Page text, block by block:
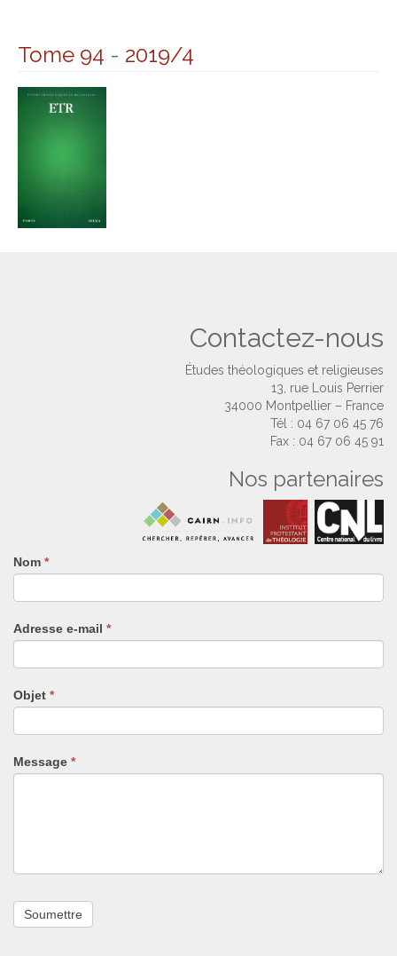
Tome 94 - 2019/4
Contactez-nous
Études théologiques et religieuses
13, rue Louis Perrier
34000 Montpellier – France
Tél : 04 67 06 45 76
Fax : 04 67 06 45 91
Nos partenaires
Nom *
Adresse e-mail *
Objet *
Message *
Si
vous
êtes
humain,
remplissez
ce